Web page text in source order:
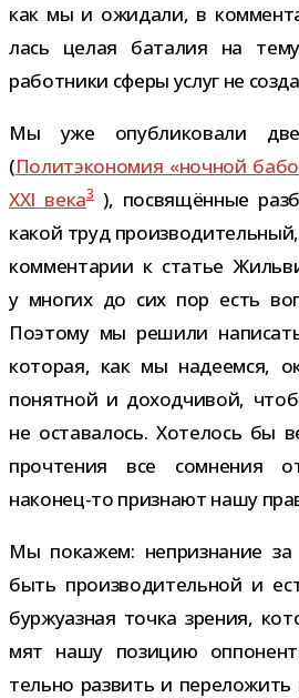
как мы и ожи­дали, в
лась целая бата­лия на
работ­ники сферы услуг не
Мы уже опуб­ли­ко­вали
(Политэкономия «ноч­ной
XXI века3), посвя­щён­ные
какой труд
ком­мен­та­рии к ста­тье
у мно­гих до сих пор есть
Поэтому мы решили
кото­рая, как мы наде­емся,
понят­ной и доход­чи­вой,
не оста­ва­лось. Хотелось бы
про­чте­ния все сомне­ния
наконец-​то при­знают нашу
Мы пока­жем: непри­зна­ние за
быть про­из­во­ди­тель­ной и
бур­жу­аз­ная точка зре­ния,
мят нашу пози­цию
тельно раз­вить и